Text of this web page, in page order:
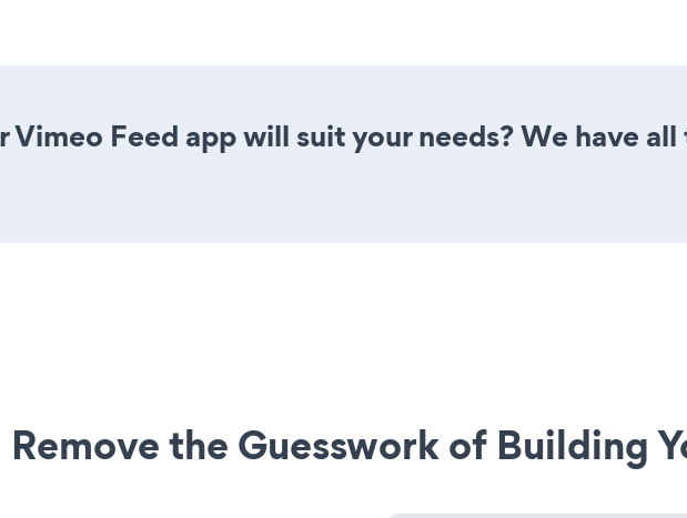
Vimeo Feed app will suit your needs? We have
Remove the Guesswork of Building